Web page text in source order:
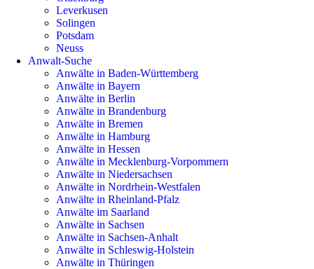
Leverkusen
Solingen
Potsdam
Neuss
Anwalt-Suche
Anwälte in Baden-Württemberg
Anwälte in Bayern
Anwälte in Berlin
Anwälte in Brandenburg
Anwälte in Bremen
Anwälte in Hamburg
Anwälte in Hessen
Anwälte in Mecklenburg-Vorpommern
Anwälte in Niedersachsen
Anwälte in Nordrhein-Westfalen
Anwälte in Rheinland-Pfalz
Anwälte im Saarland
Anwälte in Sachsen
Anwälte in Sachsen-Anhalt
Anwälte in Schleswig-Holstein
Anwälte in Thüringen